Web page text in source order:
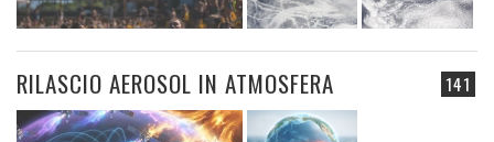
141
RILASCIO AEROSOL IN ATMOSFERA